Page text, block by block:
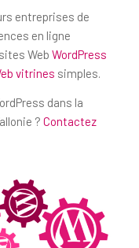
entreprises de
en ligne
Web WordPress
vitrines simples.
dans la
? Contactez